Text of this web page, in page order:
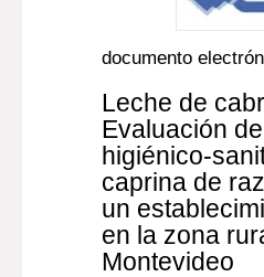
documento
Leche de
Evaluación
higiénico-
caprina de
un
en la zona
Montevideo